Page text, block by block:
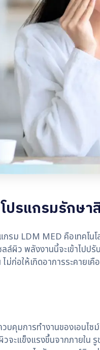
ปรแกรมรักษ
รม LDM MED คือเทคโน
ล์ผิว พลังงานนี้จะเข้าไป
ม่ก่อให้เกิดอาการระคาย
บคุมการทำงานของเอนไ
จะแข็งแรงขึ้นจากภายใน